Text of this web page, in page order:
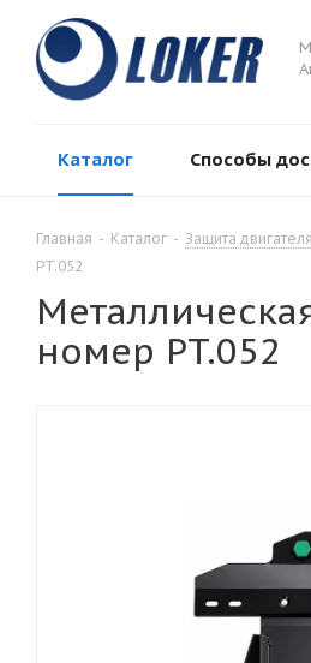
Каталог Способы
Главная - Каталог - Защита двигателя
PT.052
номер PT.052